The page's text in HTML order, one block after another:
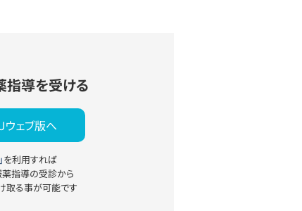
指導を受ける
ウェブ版へ
を利用すれば
薬指導の受診から
取る事が可能です